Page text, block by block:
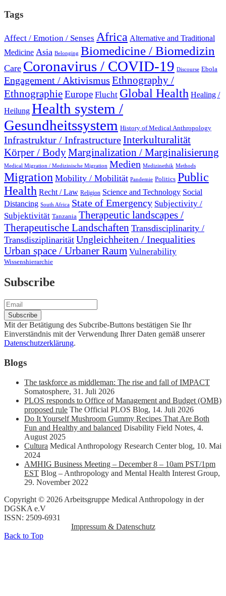
Tags
Affect / Emotion / Senses Africa Alternative and Traditional
Medicine Asia Belonging Biomedicine / Biomedizin
Care Coronavirus / COVID-19 Discourse Ebola
Engagement / Aktivismus Ethnography /
EthnographieEurope Flucht Global Health Healing /
Heilung Health system /
Gesundheitssystem History of Medical Anthropology
Infrastruktur / InfrastructureInterkulturalität
Körper / BodyMarginalization / Marginalisierung
Medical Migration / Medizinische Migration Medien Medizinethik Methods
Migration Mobility / Mobilität Pandemie Politics Public
Health Recht / Law Religion Science and Technology Social
Distancing South Africa State of Emergency Subjectivity /
Subjektivität Tanzania Therapeutic landscapes /
Therapeutische Landschaften Transdisciplinarity /
Transdisziplinarität Ungleichheiten / Inequalities
Urban space / Urbaner Raum Vulnerability
Wissenshierarchie
Subscribe
Mit der Betätigung des Subcribe-Buttons bestätigen Sie Ihr
Einverständnis mit der Verwendung Ihrer Daten gemäß unserer
Datenschutzerklärung.
Blogs
The taskforce as middleman: The rise and fall of IMPACT
Somatosphere, 31. Juli 2026
PLOS responds to Office of Management and Budget (OMB)
proposed rule The Official PLOS Blog, 14. Juli 2026
Do It Yourself Mushroom Gummy Recipes That Are Both
Fun and Healthy and balanced Disability Field Notes, 4.
August 2025
Cultura Medical Anthropology Research Center blog, 10. Mai
2024
AMHIG Business Meeting – December 8 – 10am PST/1pm
EST Blog – Anthropology and Mental Health Interest Group,
29. November 2022
Copyright © 2026 Arbeitsgruppe Medical Anthropology in der
DGSKA e.V
ISSN: 2509-6931
Impressum & Datenschutz
Back to Top